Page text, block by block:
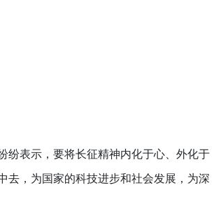
纷表示，要将长征精神内化于心、外化于
去，为国家的科技进步和社会发展，为深